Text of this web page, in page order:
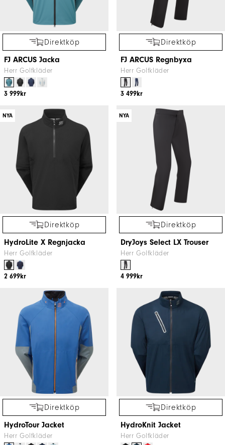
Direktköp
FJ ARCUS Jacka
Herr Golfkläder
3 999kr
Direktköp
FJ ARCUS Regnbyxa
Herr Golfkläder
3 499kr
NYA
Direktköp
HydroLite X Regnjacka
Herr Golfkläder
2 699kr
NYA
Direktköp
DryJoys Select LX Trouser
Herr Golfkläder
4 999kr
Direktköp
HydroTour Jacket
Herr Golfkläder
Direktköp
HydroKnit Jacket
Herr Golfkläder